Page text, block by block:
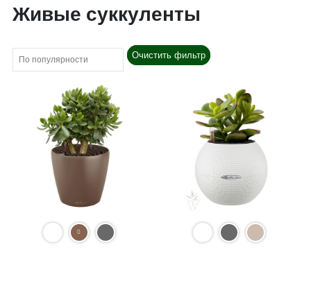
Живые суккуленты
Очистить фильтр